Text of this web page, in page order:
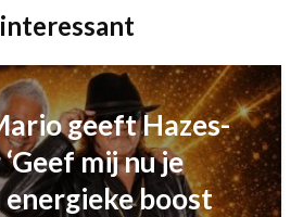
geeft Hazes-
mij nu je
energieke boost